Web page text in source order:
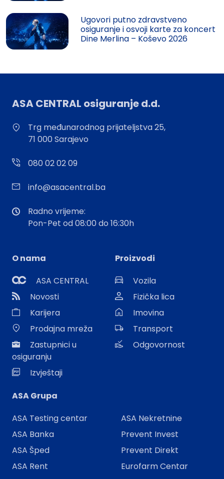
Ugovori putno zdravstveno
osiguranje i osvoji karte za koncert
Dine Merlina – Koševo 2026
ASA CENTRAL osiguranje d.d.
Trg međunarodnog prijateljstva 25,
71 000 Sarajevo
080 02 02 09
info@asacentral.ba
Radno vrijeme:
Pon-Pet od 08:00 do 16:30h
O nama
ASA CENTRAL
Novosti
Karijera
Prodajna mreža
Zastupnici u
osiguranju
Izvještaji
Proizvodi
Vozila
Fizička lica
Imovina
Transport
Odgovornost
ASA Grupa
ASA Testing centar
ASA Banka
ASA Šped
ASA Rent
ASA Nekretnine
Prevent Invest
Prevent Direkt
Eurofarm Centar